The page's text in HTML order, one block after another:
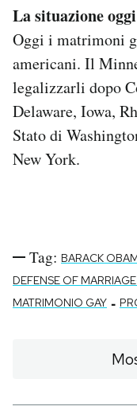
La situazione oggi
Oggi i matrimoni
americani. Il
legalizzarli dopo
Delaware, Iowa,
Stato di
New York.
Tag: BARACK
DEFENSE OF
MATRIMONIO GAY -